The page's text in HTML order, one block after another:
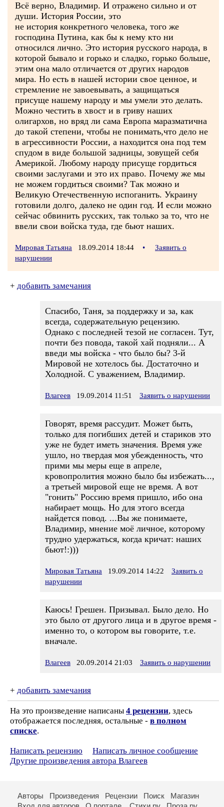
Всё верно, Владимир. И отражено сильно и от
души. История России, это
не история конкретного человека, того же
господина Путина, как бы к нему кто ни
относился лично. Это история русского народа, в
которой бывало и горько и сладко, горько больше,
этим она мало отличается от других народов
мира. Но есть в нашей истории свое ценное, и
стремление не завоевывать, а защищаться
присуще нашему народу и мы умели это делать.
Можно честить в хвост и в гриву наших
олигархов, но вряд ли сама Европа маразматична
до такой степени, чтобы не понимать,что дело не
в агрессивности России, а находится она под тем
спудом в виде большой задницы, зовущей себя
Америкой. Любому народу присуще гордиться
своими заслугами и это их право. Почему же мы
не можем гордиться своими? Так можно и
Великую Отечественную испоганить. Украину
готовили долго, далеко не один год. И если можно
сейчас обвинить русских, так только за то, что не
ввели свои войска туда, где бьют наших.
Мировая Татьяна 18.09.2014 18:44 •
Заявить о
нарушении
+ добавить замечания
Спасибо, Таня, за поддержку и за, как
всегда, содержательную рецензию.
Однако с последней тезой не согласен. Тут,
почти без повода, такой хай подняли... А
введи мы войска - что было бы? 3-й
Мировой не хотелось бы. Достаточно и
Холодной. С уважением, Владимир.
Влагеев 19.09.2014 11:51 Заявить о нарушении
Говорят, время рассудит. Может быть,
только для погибших детей и стариков это
уже не будет иметь значения. Время уже
ушло, но твердая моя убежденность, что
прими мы меры еще в апреле,
кровопролития можно было бы избежать...,
а третьей мировой еще не время. А вот
"гонить" Россию время пришло, ибо она
набирает мощь. Но для этого всегда
найдется повод. ...Вы же понимаете,
Владимир, мнение моё личное, которому
трудно удержаться, когда кричат: наших
бьют!:)))
Мировая Татьяна 19.09.2014 14:22
Заявить о
нарушении
Каюсь! Грешен. Призывал. Было дело. Но
это было от другого лица и в другое время -
именно то, о котором вы говорите, т.е.
вначале.
Влагеев 20.09.2014 21:03 Заявить о нарушении
+ добавить замечания
На это произведение написаны 4 рецензии, здесь
отображается последняя, остальные - в полном
списке.
Написать рецензию
Написать личное сообщение
Другие произведения автора Влагеев
Авторы Произведения Рецензии Поиск
Магазин